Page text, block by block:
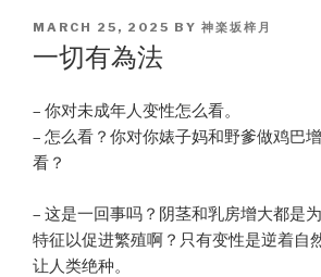
POSTED
MARCH 25, 2025 BY 神楽坂梓月
一切有為法
– 你对未成年人变性怎么看。
– 怎么看？你对你婊子妈和野爹做鸡巴
看？
– 这是一回事吗？阴茎和乳房增大都是
特征以促进繁殖啊？只有变性是逆着自
让人类绝种。